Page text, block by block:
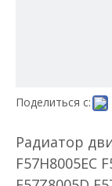
Поделиться с:
Радиатор
F57H8005EC